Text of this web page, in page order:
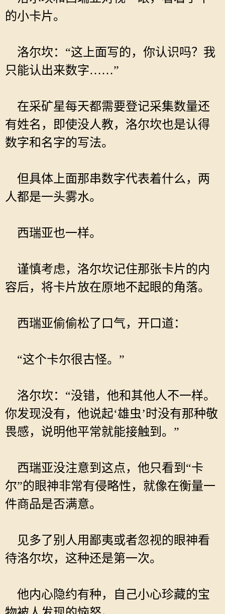
的小卡片。
洛尔坎：“这上面写的，你认识吗？我
只能认出来数字……”
在采矿星每天都需要登记采集数量还
有姓名，即使没人教，洛尔坎也是认得
数字和名字的写法。
但具体上面那串数字代表着什么，两
人都是一头雾水。
西瑞亚也一样。
谨慎考虑，洛尔坎记住那张卡片的内
容后，将卡片放在原地不起眼的角落。
西瑞亚偷偷松了口气，开口道：
“这个卡尔很古怪。”
洛尔坎：“没错，他和其他人不一样。
你发现没有，他说起‘雄虫’时没有那种敬
畏感，说明他平常就能接触到。”
西瑞亚没注意到这点，他只看到“卡
尔”的眼神非常有侵略性，就像在衡量一
件商品是否满意。
见多了别人用鄙夷或者忽视的眼神看
待洛尔坎，这种还是第一次。
他内心隐约有种，自己小心珍藏的宝